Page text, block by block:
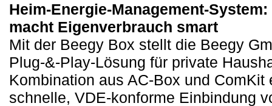
Heim-Energie-Management-
macht Eigenverbrauch smart
Mit der Beegy Box stellt die Beegy
Plug-&-Play-Lösung für private
Kombination aus AC-Box und ComKit
schnelle, VDE-konforme Einbindung